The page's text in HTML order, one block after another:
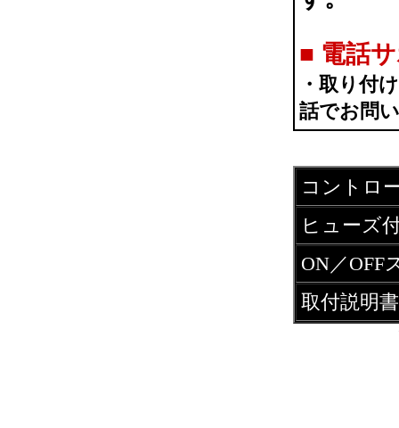
■ 電話
・取り付
話でお問
コントロ
ヒューズ
ON／OFF
取付説明書